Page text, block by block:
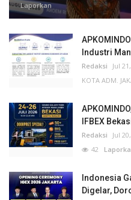
Laporkan
Industri
Redaksi Jul
KOTA ADM.
IFBEX
Redaksi Jul
42
Indonesia
Digelar,